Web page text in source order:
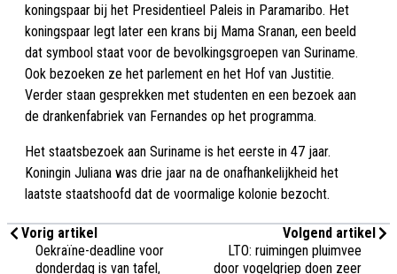
koningspaar bij het Presidentieel Paleis in Paramaribo. Het
koningspaar legt later een krans bij Mama Sranan, een beeld
dat symbool staat voor de bevolkingsgroepen van Suriname.
Ook bezoeken ze het parlement en het Hof van Justitie.
Verder staan gesprekken met studenten en een bezoek aan
de drankenfabriek van Fernandes op het programma.
Het staatsbezoek aan Suriname is het eerste in 47 jaar.
Koningin Juliana was drie jaar na de onafhankelijkheid het
laatste staatshoofd dat de voormalige kolonie bezocht.
Vorig artikel
Oekraïne-deadline voor
donderdag is van tafel,
Volgend artikel
LTO: ruimingen pluimvee
door vogelgriep doen zeer